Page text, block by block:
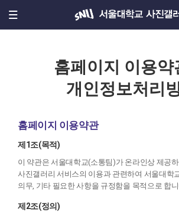
홈페이지 이용약
개인정보처리
홈페이지 이용약관
제1조(목적)
이 약관은 서울대학교(소통팀)가 온라인상 제공
사진갤러리 서비스의 이용과 관련하여 서울대학
의무, 기타 필요한 사항을 규정함을 목적으로 합
제2조(정의)